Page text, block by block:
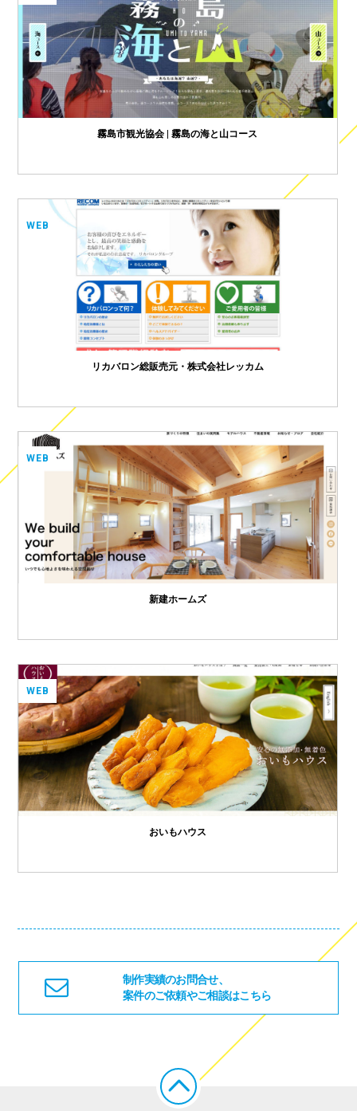
霧島市観光協会 | 霧島の海と山コース
リカバロン総販売元・株式会社レッカム
WEB
新建ホームズ
WEB
おいもハウス
WEB
制作実績のお問合せ、
案件のご依頼やご相談はこちら